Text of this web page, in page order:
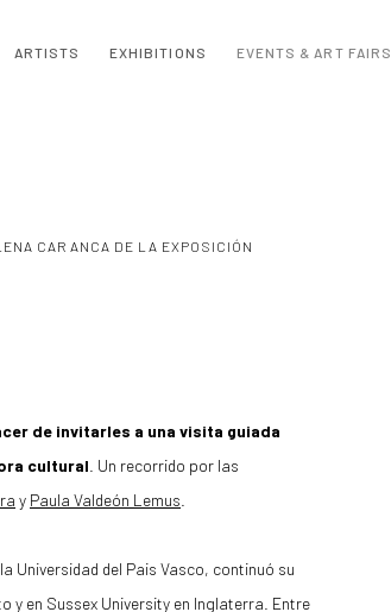
ARTISTS EXHIBITIONS EVENTS & ART FAIRS
CARANCA DE LA EXPOSICIÓN
de invitarles a una visita guiada
cultural. Un recorrido por las
y Paula Valdeón Lemus.
Universidad del Pais Vasco, continuó su
y en Sussex University en Inglaterra. Entre